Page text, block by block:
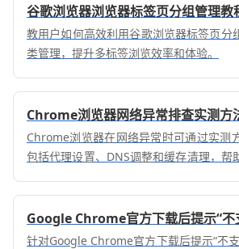
谷歌浏览器浏览器标签页分组管理教
教用户如何高效利用谷歌浏览器标签页分
类管理，提升多标签浏览效率和体验。
Chrome浏览器网络异常排查实测方
Chrome浏览器在网络异常时可通过实测
包括代理设置、DNS调整和缓存清理，帮
针对Google Chrome官方下载后提示“不